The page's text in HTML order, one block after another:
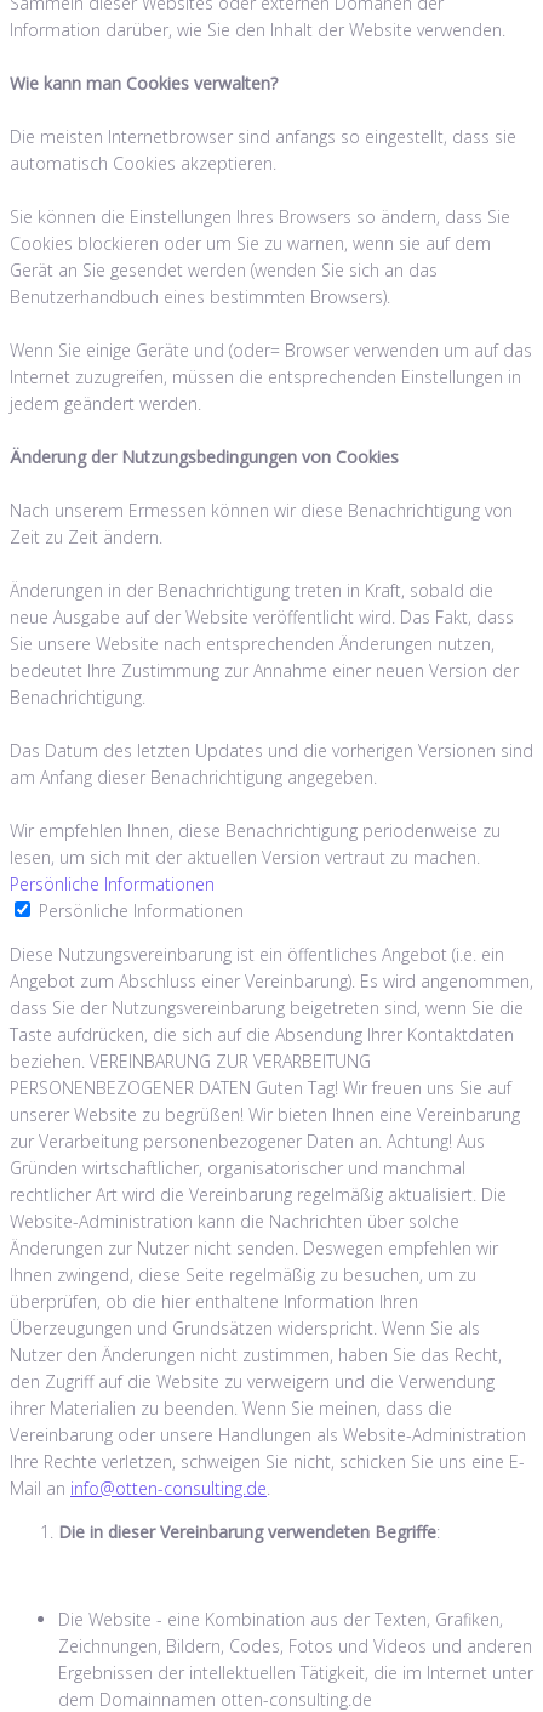
Information darüber, wie Sie den Inhalt der Website verwenden.
Wie kann man Cookies verwalten?
Die meisten Internetbrowser sind anfangs so eingestellt, dass sie
automatisch Cookies akzeptieren.
Sie können die Einstellungen Ihres Browsers so ändern, dass Sie
Cookies blockieren oder um Sie zu warnen, wenn sie auf dem
Gerät an Sie gesendet werden (wenden Sie sich an das
Benutzerhandbuch eines bestimmten Browsers).
Wenn Sie einige Geräte und (oder= Browser verwenden um auf das
Internet zuzugreifen, müssen die entsprechenden Einstellungen in
jedem geändert werden.
Änderung der Nutzungsbedingungen von Cookies
Nach unserem Ermessen können wir diese Benachrichtigung von
Zeit zu Zeit ändern.
Änderungen in der Benachrichtigung treten in Kraft, sobald die
neue Ausgabe auf der Website veröffentlicht wird. Das Fakt, dass
Sie unsere Website nach entsprechenden Änderungen nutzen,
bedeutet Ihre Zustimmung zur Annahme einer neuen Version der
Benachrichtigung.
Das Datum des letzten Updates und die vorherigen Versionen sind
am Anfang dieser Benachrichtigung angegeben.
Wir empfehlen Ihnen, diese Benachrichtigung periodenweise zu
lesen, um sich mit der aktuellen Version vertraut zu machen.
Persönliche Informationen
Persönliche Informationen
Diese Nutzungsvereinbarung ist ein öffentliches Angebot (i.e. ein
Angebot zum Abschluss einer Vereinbarung). Es wird angenommen,
dass Sie der Nutzungsvereinbarung beigetreten sind, wenn Sie die
Taste aufdrücken, die sich auf die Absendung Ihrer Kontaktdaten
beziehen. VEREINBARUNG ZUR VERARBEITUNG
PERSONENBEZOGENER DATEN Guten Tag! Wir freuen uns Sie auf
unserer Website zu begrüßen! Wir bieten Ihnen eine Vereinbarung
zur Verarbeitung personenbezogener Daten an. Achtung! Aus
Gründen wirtschaftlicher, organisatorischer und manchmal
rechtlicher Art wird die Vereinbarung regelmäßig aktualisiert. Die
Website-Administration kann die Nachrichten über solche
Änderungen zur Nutzer nicht senden. Deswegen empfehlen wir
Ihnen zwingend, diese Seite regelmäßig zu besuchen, um zu
überprüfen, ob die hier enthaltene Information Ihren
Überzeugungen und Grundsätzen widerspricht. Wenn Sie als
Nutzer den Änderungen nicht zustimmen, haben Sie das Recht,
den Zugriff auf die Website zu verweigern und die Verwendung
ihrer Materialien zu beenden. Wenn Sie meinen, dass die
Vereinbarung oder unsere Handlungen als Website-Administration
Ihre Rechte verletzen, schweigen Sie nicht, schicken Sie uns eine E-
Mail an info@otten-consulting.de
Die in dieser Vereinbarung verwendeten Begriffe:
Die Website - eine Kombination aus der Texten, Grafiken,
Zeichnungen, Bildern, Codes, Fotos und Videos und anderen
Ergebnissen der intellektuellen Tätigkeit, die im Internet unter
dem Domainnamen otten-consulting.de